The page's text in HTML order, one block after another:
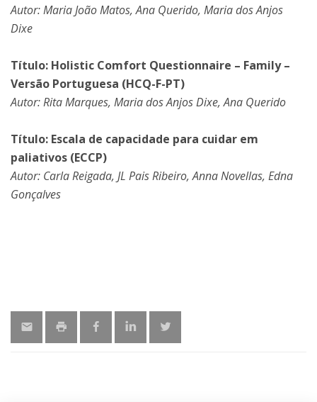
Autor: Maria João Matos, Ana Querido, Maria dos Anjos
Dixe
Título: Holistic Comfort Questionnaire – Family –
Versão Portuguesa (HCQ-F-PT)
Autor: Rita Marques, Maria dos Anjos Dixe, Ana Querido
Título: Escala de capacidade para cuidar em
paliativos (ECCP)
Autor: Carla Reigada, JL Pais Ribeiro, Anna Novellas, Edna
Gonçalves